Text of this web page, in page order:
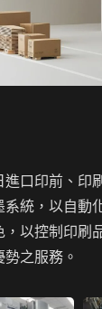
進口印前、印
系統，以自動
，以控制印刷
之服務。